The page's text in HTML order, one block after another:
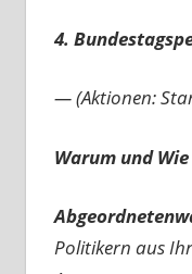
4.
— (Aktionen:
Warum und
Politikern aus